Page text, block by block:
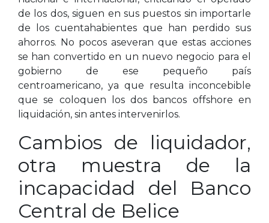
de los dos, siguen en sus puestos sin importarle
de los cuentahabientes que han perdido sus
ahorros. No pocos aseveran que estas acciones
se han convertido en un nuevo negocio para el
gobierno de ese pequeño país
centroamericano, ya que resulta inconcebible
que se coloquen los dos bancos offshore en
liquidación, sin antes intervenirlos.
Cambios de liquidador,
otra muestra de la
incapacidad del Banco
Central de Belice